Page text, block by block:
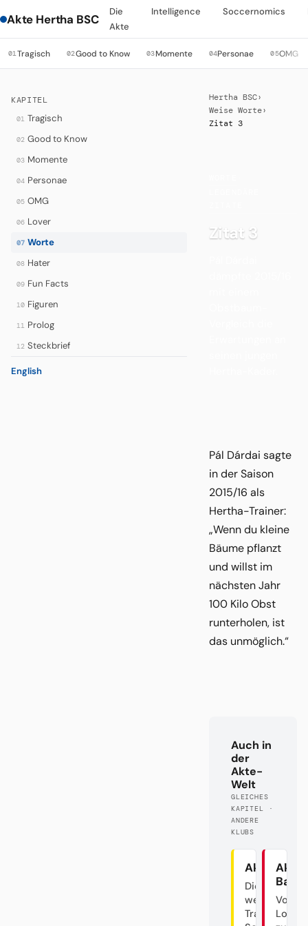
Akte Hertha BSC
Die
Akte
Intelligence Soccernomics
01Tragisch 02Good to Know 03Momente 04Personae 05OMG
KAPITEL
01 Tragisch
02 Good to Know
03 Momente
04 Personae
05 OMG
06 Lover
07 Worte
08 Hater
09 Fun Facts
10 Figuren
11 Prolog
12 Steckbrief
English
Hertha BSC›
Weise Worte›
Zitat 3
Zitat 3
Pál Dárdai sagte
in der Saison
2015/16 als
Hertha-Trainer:
„Wenn du kleine
Bäume pflanzt
und willst im
nächsten Jahr
100 Kilo Obst
runterholen, ist
das unmöglich.“
Auch in
der
Akte-
Welt
GLEICHES
KAPITEL ·
ANDERE
KLUBS
Akte BVB
Die
westfälische
Trainer-
Akte
Von